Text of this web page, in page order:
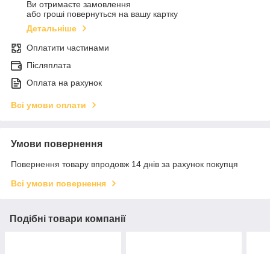
Ви отримаєте замовлення
або гроші повернуться на вашу картку
Детальніше
Оплатити частинами
Післяплата
Оплата на рахунок
Всі умови оплати
Умови повернення
Повернення товару впродовж 14 днів за рахунок покупця
Всі умови повернення
Подібні товари компанії